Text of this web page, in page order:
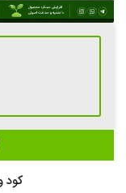
کد
رهگیری
دانش
کشاورزی
کود